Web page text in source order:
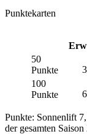
Punktekarten
50
Punkte
100
Punkte
Punkte: Sonnenlift
der gesamten